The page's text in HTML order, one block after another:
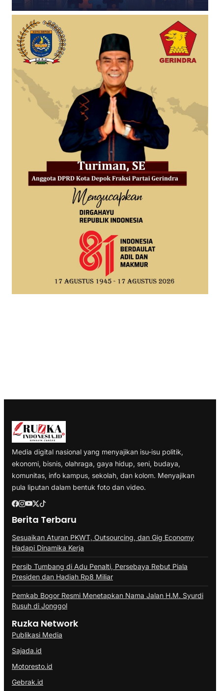
Media digital nasional yang menyajikan isu-isu politik,
ekonomi, bisnis, olahraga, gaya hidup, seni, budaya,
komunitas, info kampus, sekolah, dan kolom. Menyajikan
pula liputan dalam bentuk foto dan video.
Berita Terbaru
Sesuaikan Aturan PKWT, Outsourcing, dan Gig Economy
Hadapi Dinamika Kerja
Persib Tumbang di Adu Penalti, Persebaya Rebut Piala
Presiden dan Hadiah Rp8 Miliar
Pemkab Bogor Resmi Menetapkan Nama Jalan H.M. Syurdi
Rusuh di Jonggol
Ruzka Network
Publikasi Media
Sajada.id
Motoresto.id
Gebrak.id